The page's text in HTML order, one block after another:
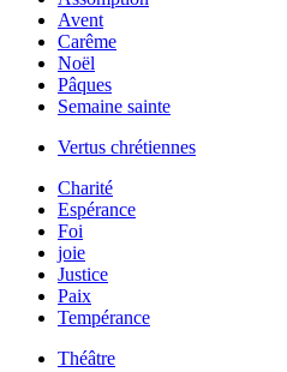
Avent
Carême
Noël
Pâques
Semaine sainte
Vertus chrétiennes
Charité
Espérance
Foi
joie
Justice
Paix
Tempérance
Théâtre